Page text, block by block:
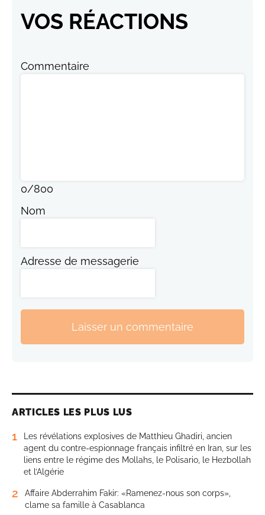
VOS RÉACTIONS
Commentaire
0/800
Nom
Adresse de messagerie
Laisser un commentaire
ARTICLES LES PLUS LUS
1
Les révélations explosives de Matthieu Ghadiri, ancien
agent du contre-espionnage français infiltré en Iran, sur les
liens entre le régime des Mollahs, le Polisario, le Hezbollah
et l’Algérie
2
Affaire Abderrahim Fakir: «Ramenez-nous son corps»,
clame sa famille à Casablanca